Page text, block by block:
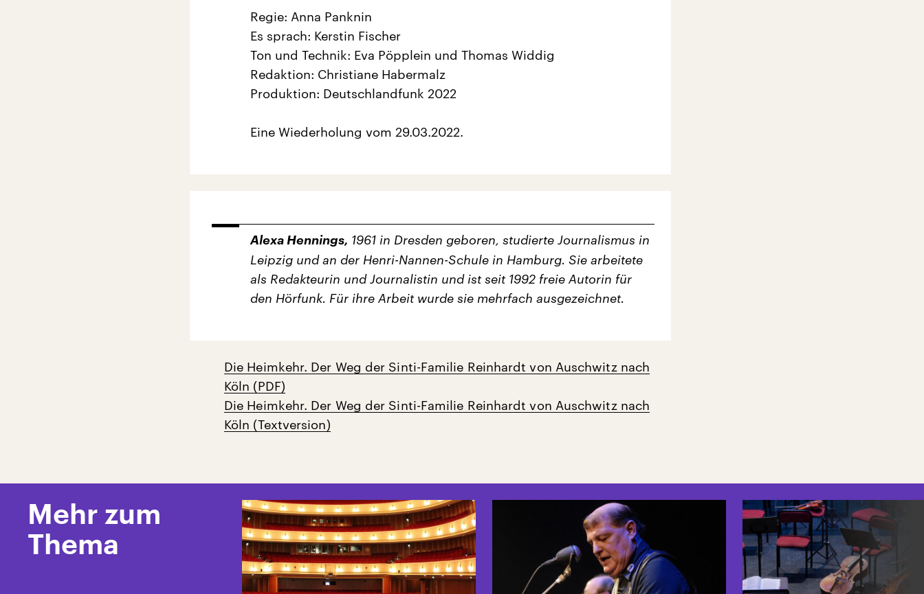
Regie: Anna Panknin
Es sprach: Kerstin Fischer
Ton und Technik: Eva Pöpplein und Thomas Widdig
Redaktion: Christiane Habermalz
Produktion: Deutschlandfunk 2022
Eine Wiederholung vom 29.03.2022.
Alexa Hennings, 1961 in Dresden geboren, studierte Journalismus in
Leipzig und an der Henri-Nannen-Schule in Hamburg. Sie arbeitete
als Redakteurin und Journalistin und ist seit 1992 freie Autorin für
den Hörfunk. Für ihre Arbeit wurde sie mehrfach ausgezeichnet.
Die Heimkehr. Der Weg der Sinti-Familie Reinhardt von Auschwitz nach
Köln (PDF)
Die Heimkehr. Der Weg der Sinti-Familie Reinhardt von Auschwitz nach
Köln (Textversion)
Mehr zum
Thema